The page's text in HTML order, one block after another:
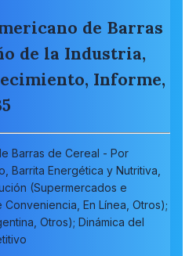
de Barras
de la Industria,
Informe,
Barras de Cereal - Por
Barrita Energética y Nutritiva,
(Supermercados e
En Línea, Otros);
Otros); Dinámica del